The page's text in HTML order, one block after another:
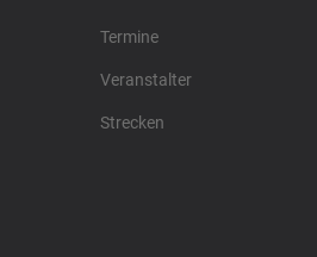
Termine
Veranstalter
Strecken